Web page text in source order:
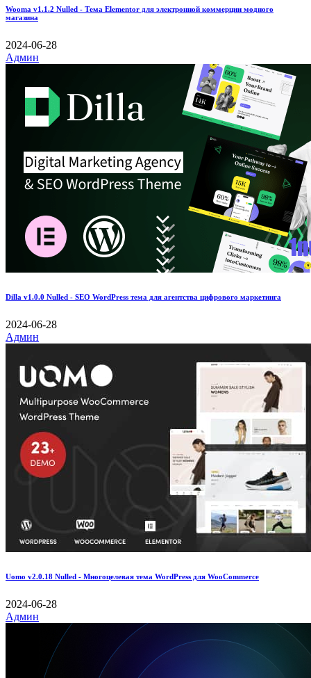
Wooma v1.1.2 Nulled - Тема Elementor для электронной коммерции модного
магазина
2024-06-28
Админ
Dilla v1.0.0 Nulled - SEO WordPress тема для агентства цифрового маркетинга
2024-06-28
Админ
Uomo v2.0.18 Nulled - Многоцелевая тема WordPress для WooCommerce
2024-06-28
Админ